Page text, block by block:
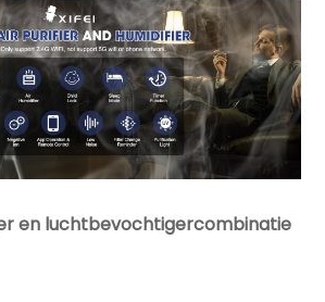
en luchtbevochtigercombinatie